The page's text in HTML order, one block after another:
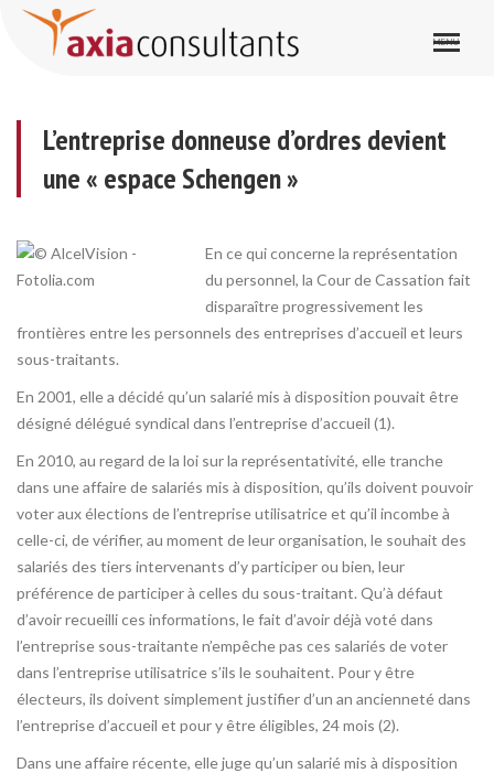
L’entreprise donneuse d’ordres devient
une « espace Schengen »
En ce qui concerne la représentation
du personnel, la Cour de Cassation fait
disparaître progressivement les
frontières entre les personnels des entreprises d’accueil et leurs
sous-traitants.
En 2001, elle a décidé qu’un salarié mis à disposition pouvait être
désigné délégué syndical dans l’entreprise d’accueil (1).
En 2010, au regard de la loi sur la représentativité, elle tranche
dans une affaire de salariés mis à disposition, qu’ils doivent pouvoir
voter aux élections de l’entreprise utilisatrice et qu’il incombe à
celle-ci, de vérifier, au moment de leur organisation, le souhait des
salariés des tiers intervenants d’y participer ou bien, leur
préférence de participer à celles du sous-traitant. Qu’à défaut
d’avoir recueilli ces informations, le fait d’avoir déjà voté dans
l’entreprise sous-traitante n’empêche pas ces salariés de voter
dans l’entreprise utilisatrice s’ils le souhaitent. Pour y être
électeurs, ils doivent simplement justifier d’un an ancienneté dans
l’entreprise d’accueil et pour y être éligibles, 24 mois (2).
Dans une affaire récente, elle juge qu’un salarié mis à disposition